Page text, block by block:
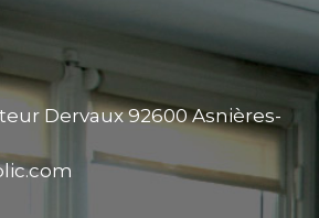
Dervaux 92600 Asnières-